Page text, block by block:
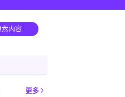
更多